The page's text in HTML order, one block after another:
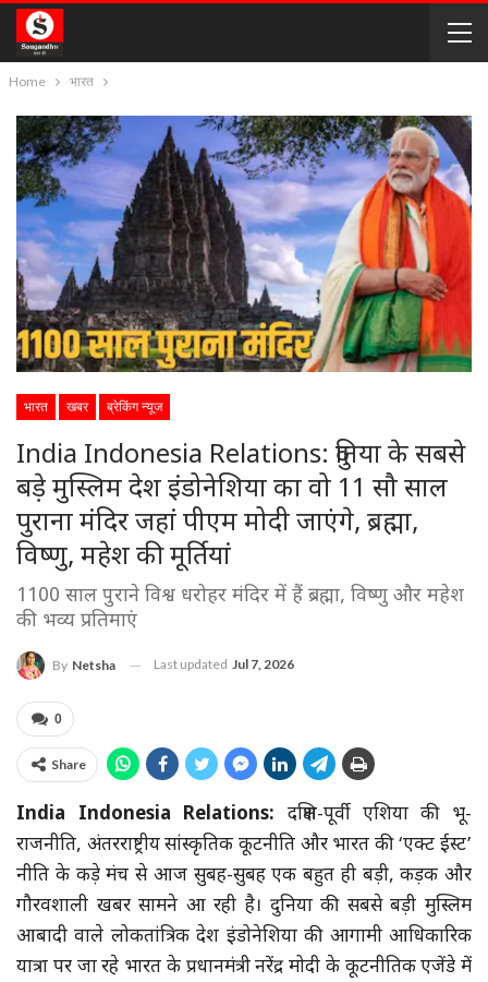
Home भारत
भारत खबर ब्रेकिंग न्यूज
India Indonesia Relations: दुनिया के सबसे
बड़े मुस्लिम देश इंडोनेशिया का वो 11 सौ साल
पुराना मंदिर जहां पीएम मोदी जाएंगे, ब्रह्मा,
विष्णु, महेश की मूर्तियां
1100 साल पुराने विश्व धरोहर मंदिर में हैं ब्रह्मा, विष्णु और महेश
की भव्य प्रतिमाएं
By Netsha Last updated Jul 7, 2026
0
Share
India Indonesia Relations: दक्षिण-पूर्वी एशिया की भू-
राजनीति, अंतरराष्ट्रीय सांस्कृतिक कूटनीति और भारत की ‘एक्ट ईस्ट’
नीति के कड़े मंच से आज सुबह-सुबह एक बहुत ही बड़ी, कड़क और
गौरवशाली खबर सामने आ रही है। दुनिया की सबसे बड़ी मुस्लिम
आबादी वाले लोकतांत्रिक देश इंडोनेशिया की आगामी आधिकारिक
यात्रा पर जा रहे भारत के प्रधानमंत्री नरेंद्र मोदी के कूटनीतिक एजेंडे में